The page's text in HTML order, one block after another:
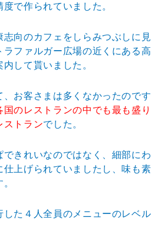
で作られていました。
志向のカフェをしらみつぶしに見
ラファルガー広場の近くにある高
して貰いました。
、お客さまは多くなかったのです
国のレストランの中でも最も盛り
ストランでした。
できれいなのではなく、細部にわ
仕上げられていましたし、味も素
した４人全員のメニューのレベル